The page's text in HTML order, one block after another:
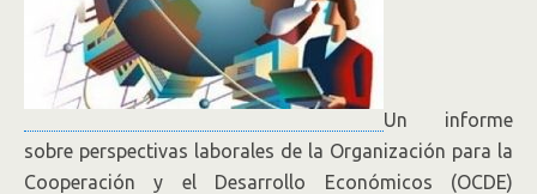
Un informe
sobre perspectivas laborales de la Organización para la
Cooperación y el Desarrollo Económicos (OCDE)